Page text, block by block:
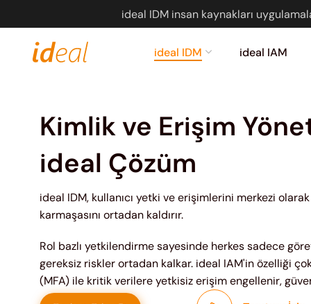
ideal IDM insan kaynakları
ideal IDM ideal IAM
Kimlik ve Erişim
ideal Çözüm
ideal IDM, kullanıcı yetki ve erişimlerini merkezi
karmaşasını ortadan kaldırır.
Rol bazlı yetkilendirme sayesinde herkes sadece
gereksiz riskler ortadan kalkar. ideal IAM'in özelliği
(MFA) ile kritik verilere yetkisiz erişim engellenir,